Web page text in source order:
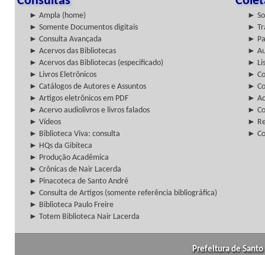
► Ampla (home)
►
► Somente Documentos digitais
►
► Consulta Avançada
►
► Acervos das Bibliotecas
►
► Acervos das Bibliotecas (especificado)
►
► Livros Eletrônicos
►
► Catálogos de Autores e Assuntos
►
► Artigos eletrônicos em PDF
►
► Acervo audiolivros e livros falados
►
► Vídeos
►
► Biblioteca Viva: consulta
►
► HQs da Gibiteca
► Produção Acadêmica
► Crônicas de Nair Lacerda
► Pinacoteca de Santo André
► Consulta de Artigos (somente referência bibliográfica)
► Biblioteca Paulo Freire
► Totem Biblioteca Nair Lacerda
Prefeitura de